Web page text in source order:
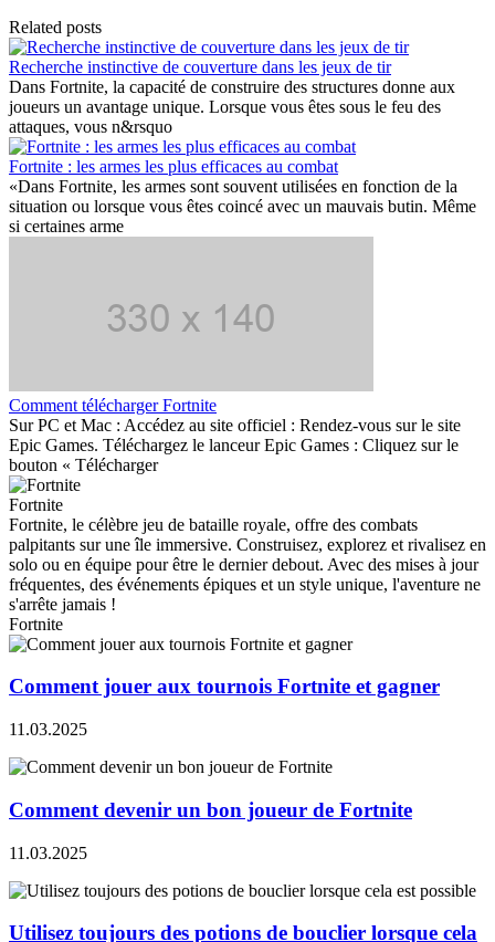
Related posts
Recherche instinctive de couverture dans les jeux de tir
Dans Fortnite, la capacité de construire des structures donne aux
joueurs un avantage unique. Lorsque vous êtes sous le feu des
attaques, vous n&rsquo
Fortnite : les armes les plus efficaces au combat
«Dans Fortnite, les armes sont souvent utilisées en fonction de la
situation ou lorsque vous êtes coincé avec un mauvais butin. Même
si certaines arme
Comment télécharger Fortnite
Sur PC et Mac : Accédez au site officiel : Rendez-vous sur le site
Epic Games. Téléchargez le lanceur Epic Games : Cliquez sur le
bouton « Télécharger
Fortnite
Fortnite, le célèbre jeu de bataille royale, offre des combats
palpitants sur une île immersive. Construisez, explorez et rivalisez en
solo ou en équipe pour être le dernier debout. Avec des mises à jour
fréquentes, des événements épiques et un style unique, l'aventure ne
s'arrête jamais !
Fortnite
Comment jouer aux tournois Fortnite et gagner
11.03.2025
Comment devenir un bon joueur de Fortnite
11.03.2025
Utilisez toujours des potions de bouclier lorsque cela